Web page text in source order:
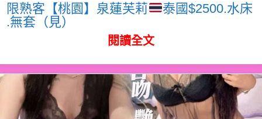
限熟客【桃園】泉蓮芙莉
泰國$2500.水床
.無套（見）
閱讀全文